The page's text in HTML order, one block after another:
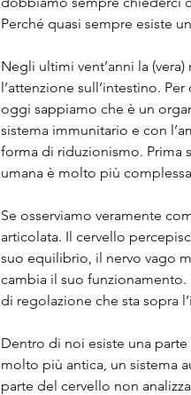
Perché quasi sempre esiste
Negli ultimi vent’anni la
l’attenzione sull’intestino.
oggi sappiamo che è un
sistema immunitario e con
forma di riduzionismo. Prima
umana è molto più
Se osserviamo veramente
articolata. Il cervello
suo equilibrio, il nervo vago
cambia il suo funzionamento.
di regolazione che sta sopra
Dentro di noi esiste una
molto più antica, un sistema
parte del cervello non